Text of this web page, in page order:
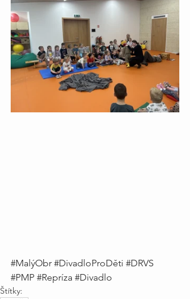
#MalýObr #DivadloProDěti #DRVS
#PMP #Repríza #Divadlo
Štítky: